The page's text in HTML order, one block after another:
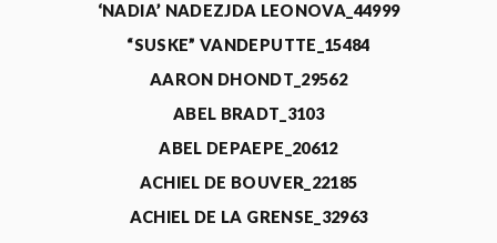
‘NADIA’ NADEZJDA LEONOVA_44999
“SUSKE” VANDEPUTTE_15484
AARON DHONDT_29562
ABEL BRADT_3103
ABEL DEPAEPE_20612
ACHIEL DE BOUVER_22185
ACHIEL DE LA GRENSE_32963